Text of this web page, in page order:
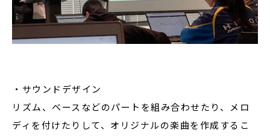
・サウンドデザイン
リズム、ベースなどのパートを組み合わせたり、メロ
ディを付けたりして、オリジナルの楽曲を作成するこ